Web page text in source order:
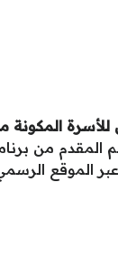
المكونة
المقدم من
الموقع الرسمي